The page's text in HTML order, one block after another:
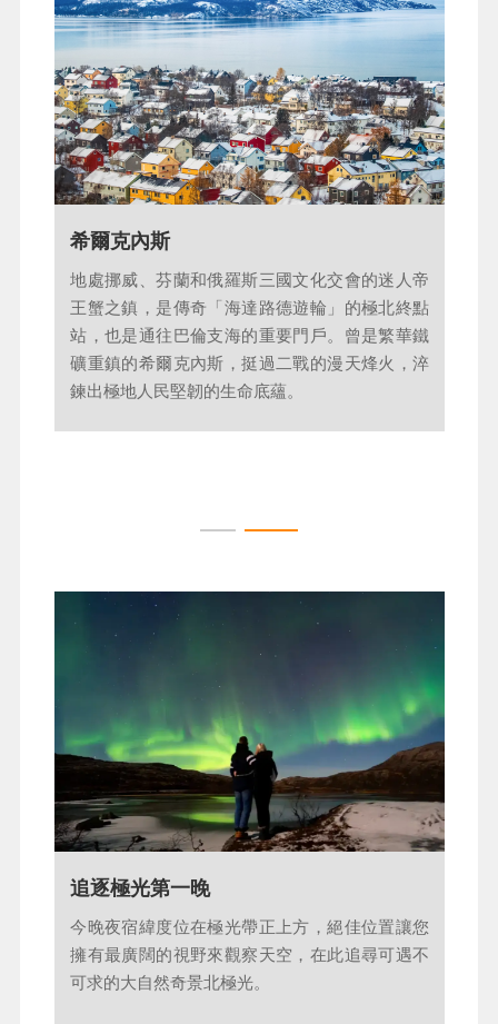
午餐：極圈在地⾵味料理
住宿：THON KIRKENES 或 SCANDIC KIRKENES 或同等
級
淨土！這裡不僅是全球旅人夢寐以求的極光聖
地，更是歐洲僅存的原住民族—薩米人Sámi 世代
守護的故鄉。薩米人的祖先身材矮小，皮膚棕
黃，頭髮大多是深褐色。他們喜歡穿紅綠相間的
民族服飾，世代以養馴鹿為生，馴鹿也是拉普蘭
地區最具代表性的動物之一。
站，也是通往巴倫支海的重要門戶。曾是繁華鐵
礦重鎮的希爾克內斯，挺過二戰的漫天烽火，淬
鍊出極地人民堅韌的生命底蘊。